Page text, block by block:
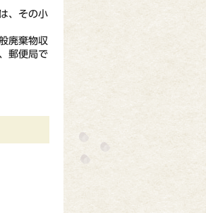
、その小
廃棄物収
郵便局で